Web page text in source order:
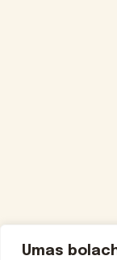
Umas